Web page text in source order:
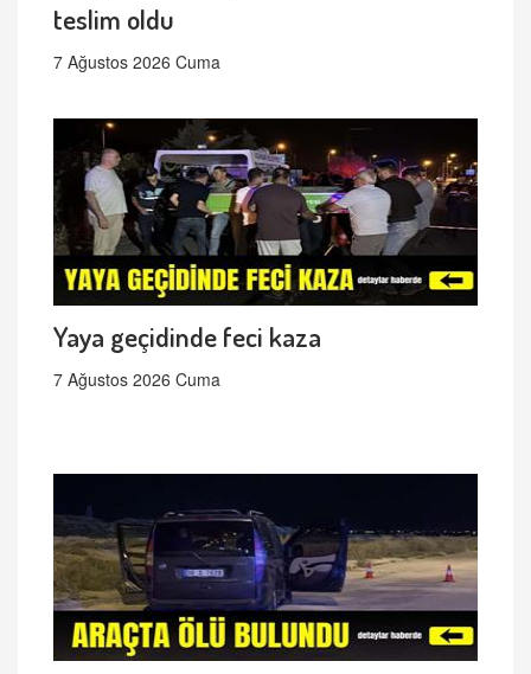
teslim oldu
7 Ağustos 2026 Cuma
Yaya geçidinde feci kaza
7 Ağustos 2026 Cuma